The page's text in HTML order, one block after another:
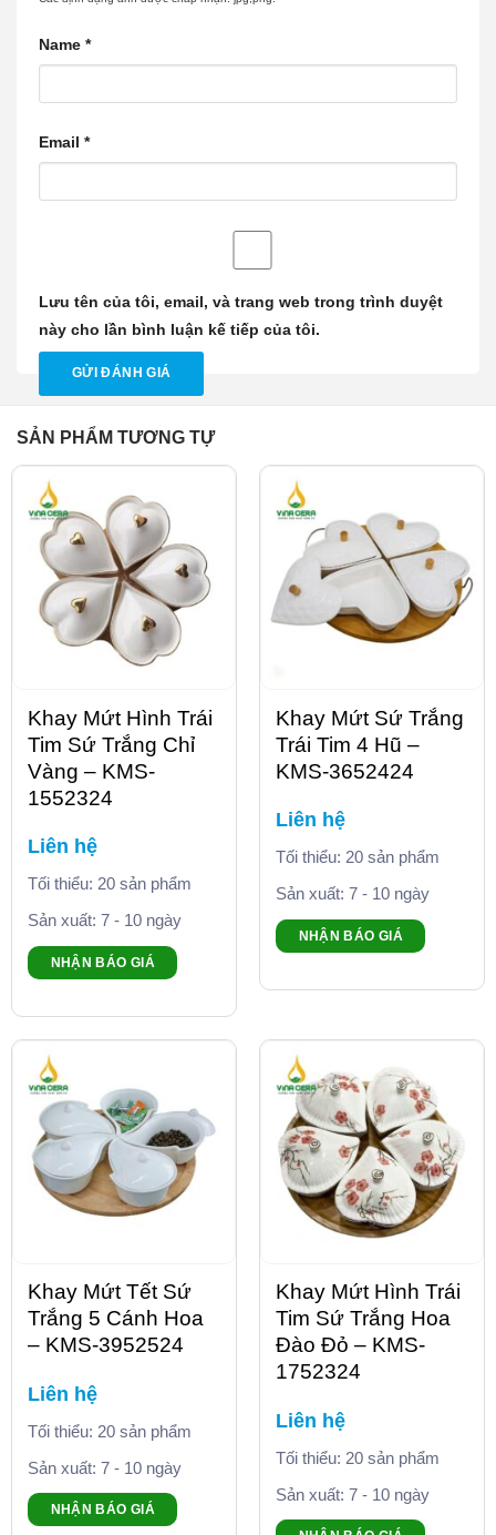
Name *
Email *
Lưu tên của tôi, email, và trang web trong trình duyệt
này cho lần bình luận kế tiếp của tôi.
SẢN PHẨM TƯƠNG TỰ
Khay Mứt Hình Trái
Tim Sứ Trắng Chỉ
Vàng – KMS-
1552324
Liên hệ
Tối thiểu: 20 sản phẩm
Sản xuất: 7 - 10 ngày
NHẬN BÁO GIÁ
Khay Mứt Sứ Trắng
Trái Tim 4 Hũ –
KMS-3652424
Liên hệ
Tối thiểu: 20 sản phẩm
Sản xuất: 7 - 10 ngày
NHẬN BÁO GIÁ
Khay Mứt Tết Sứ
Trắng 5 Cánh Hoa
– KMS-3952524
Liên hệ
Tối thiểu: 20 sản phẩm
Sản xuất: 7 - 10 ngày
NHẬN BÁO GIÁ
Khay Mứt Hình Trái
Tim Sứ Trắng Hoa
Đào Đỏ – KMS-
1752324
Liên hệ
Tối thiểu: 20 sản phẩm
Sản xuất: 7 - 10 ngày